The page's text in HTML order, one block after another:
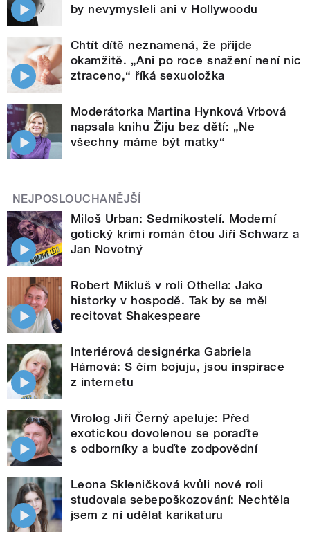
by nevymysleli ani v Hollywoodu
Chtít dítě neznamená, že přijde
okamžitě. „Ani po roce snažení není nic
ztraceno,“ říká sexuoložka
Moderátorka Martina Hynková Vrbová
napsala knihu Žiju bez dětí: „Ne
všechny máme být matky“
NEJPOSLOUCHANĚJŠÍ
Miloš Urban: Sedmikostelí. Moderní
gotický krimi román čtou Jiří Schwarz a
Jan Novotný
Robert Mikluš v roli Othella: Jako
historky v hospodě. Tak by se měl
recitovat Shakespeare
Interiérová designérka Gabriela
Hámová: S čím bojuju, jsou inspirace
z internetu
Virolog Jiří Černý apeluje: Před
exotickou dovolenou se poraďte
s odborníky a buďte zodpovědní
Leona Skleničková kvůli nové roli
studovala sebepoškozování: Nechtěla
jsem z ní udělat karikaturu